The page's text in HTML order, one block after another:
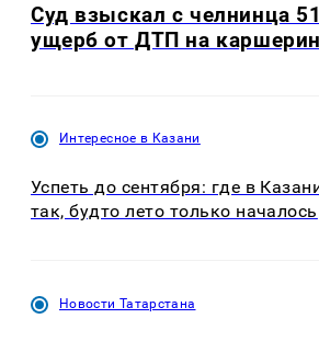
Суд взыскал с челнинца
ущерб от ДТП на
Интересное в Казани
Успеть до сентября: где в
так, будто лето только началось
Новости Татарстана